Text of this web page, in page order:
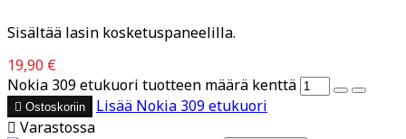
Sisältää lasin kosketuspaneelilla.
19,90 €
Nokia 309 etukuori tuotteen määrä kenttä
 Ostoskoriin Lisää Nokia 309 etukuori
 Varastossa